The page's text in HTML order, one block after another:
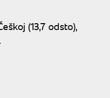
(13,7 odsto),